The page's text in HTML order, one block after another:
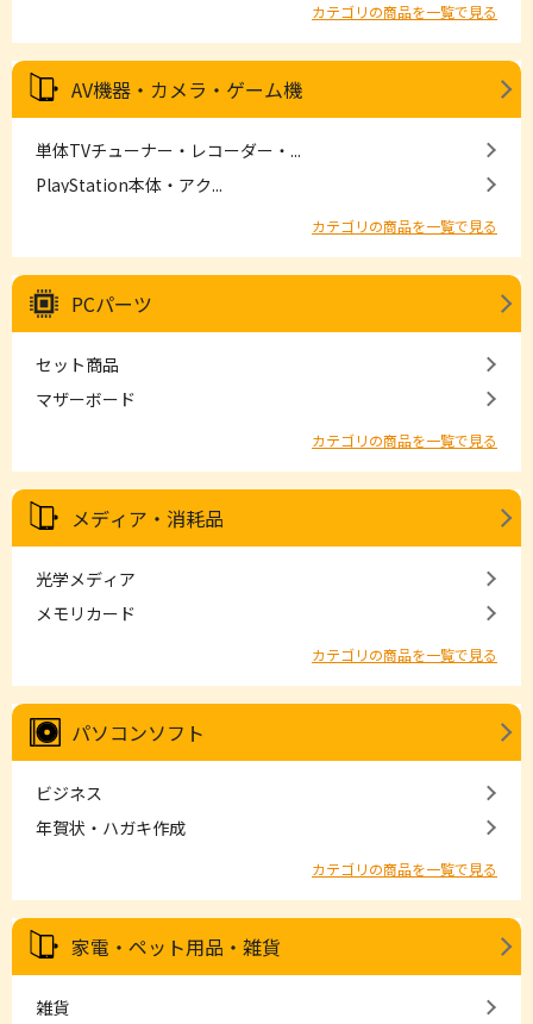
カテゴリの商品を一覧で見る
AV機器・カメラ・ゲーム機
単体TVチューナー・レコーダー・...
PlayStation本体・アク...
カテゴリの商品を一覧で見る
PCパーツ
セット商品
マザーボード
カテゴリの商品を一覧で見る
メディア・消耗品
光学メディア
メモリカード
カテゴリの商品を一覧で見る
パソコンソフト
ビジネス
年賀状・ハガキ作成
カテゴリの商品を一覧で見る
家電・ペット用品・雑貨
雑貨